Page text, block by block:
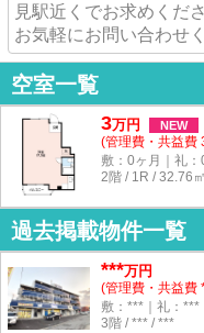
見駅近くでお求めくだ
お気軽にお問い合わせ
空室一覧
3万円 NEW
(管理費・共益費
敷：0ヶ月｜礼：
2階 / 1R / 32.76㎡
過去掲載物件一覧
***万円
(管理費・共益費
敷：***｜礼：***
3階 / *** / ***